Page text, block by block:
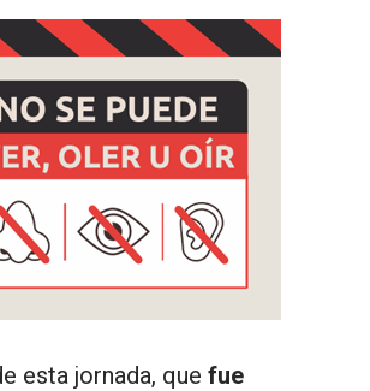
esta jornada, que fue